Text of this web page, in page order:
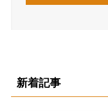
新着記事